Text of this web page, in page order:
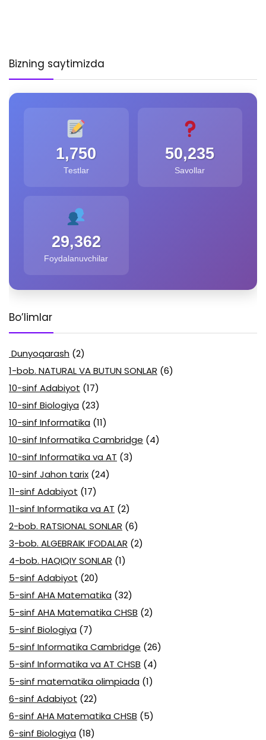
Bizning saytimizda
1,750
Testlar
50,235
Savollar
29,362
Foydalanuvchilar
Bo’limlar
Dunyoqarash (2)
1-bob. NATURAL VA BUTUN SONLAR (6)
10-sinf Adabiyot (17)
10-sinf Biologiya (23)
10-sinf Informatika (11)
10-sinf Informatika Cambridge (4)
10-sinf Informatika va AT (3)
10-sinf Jahon tarix (24)
11-sinf Adabiyot (17)
11-sinf Informatika va AT (2)
2-bob. RATSIONAL SONLAR (6)
3-bob. ALGEBRAIK IFODALAR (2)
4-bob. HAQIQIY SONLAR (1)
5-sinf Adabiyot (20)
5-sinf AHA Matematika (32)
5-sinf AHA Matematika CHSB (2)
5-sinf Biologiya (7)
5-sinf Informatika Cambridge (26)
5-sinf Informatika va AT CHSB (4)
5-sinf matematika olimpiada (1)
6-sinf Adabiyot (22)
6-sinf AHA Matematika CHSB (5)
6-sinf Biologiya (18)